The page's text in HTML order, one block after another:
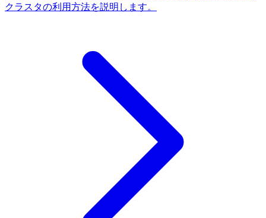
クラスタの利用方法を説明します。